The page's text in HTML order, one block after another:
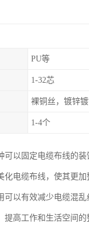
PU等
1-32芯
裸铜丝，镀锌
1-4个
可以固定电缆布线的
化电缆布线，使其更加
可以有效减少电缆混
提高工作和生活空间的